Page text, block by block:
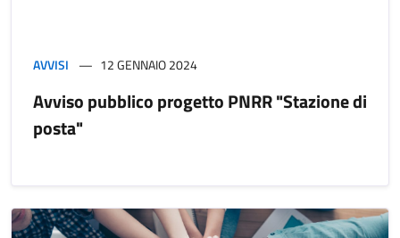
AVVISI 12 GENNAIO 2024
Avviso pubblico progetto PNRR "Stazione di
posta"